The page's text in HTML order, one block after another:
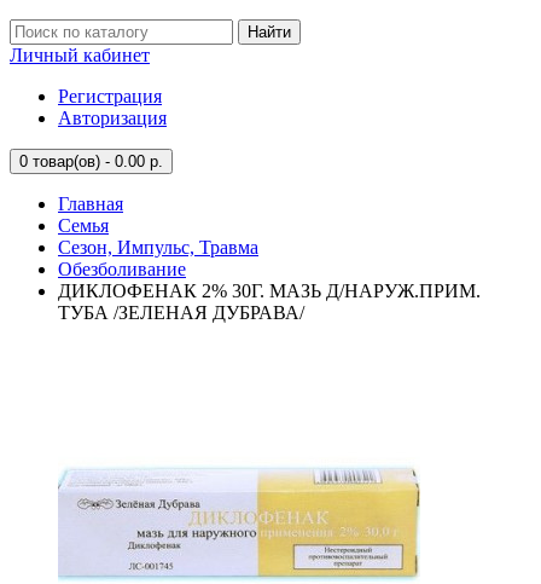
Найти
Личный кабинет
Регистрация
Авторизация
0 товар(ов) - 0.00 р.
Главная
Семья
Сезон, Импульс, Травма
Обезболивание
ДИКЛОФЕНАК 2% 30Г. МАЗЬ Д/НАРУЖ.ПРИМ.
ТУБА /ЗЕЛЕНАЯ ДУБРАВА/